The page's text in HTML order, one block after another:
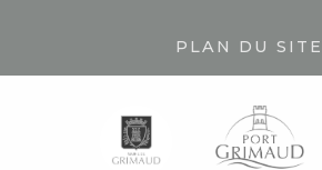
PLAN DU SITE